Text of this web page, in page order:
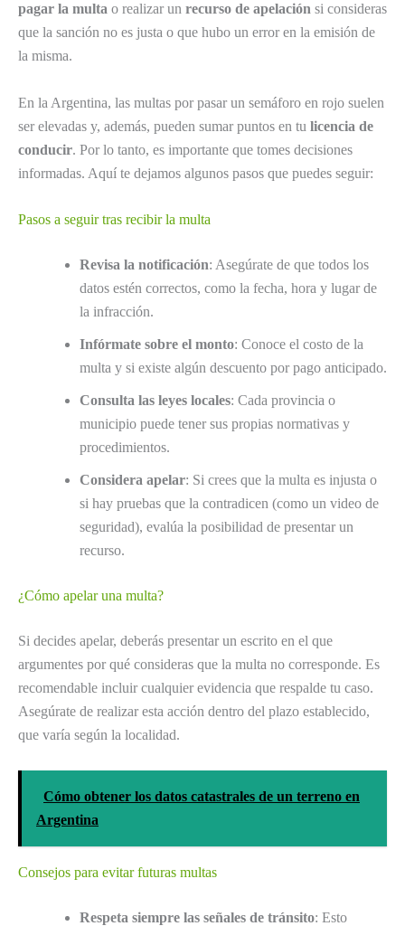
pagar la multa o realizar un recurso de apelación si consideras
que la sanción no es justa o que hubo un error en la emisión de
la misma.
En la Argentina, las multas por pasar un semáforo en rojo suelen
ser elevadas y, además, pueden sumar puntos en tu licencia de
conducir. Por lo tanto, es importante que tomes decisiones
informadas. Aquí te dejamos algunos pasos que puedes seguir:
Pasos a seguir tras recibir la multa
Revisa la notificación: Asegúrate de que todos los
datos estén correctos, como la fecha, hora y lugar de
la infracción.
Infórmate sobre el monto: Conoce el costo de la
multa y si existe algún descuento por pago anticipado.
Consulta las leyes locales: Cada provincia o
municipio puede tener sus propias normativas y
procedimientos.
Considera apelar: Si crees que la multa es injusta o
si hay pruebas que la contradicen (como un video de
seguridad), evalúa la posibilidad de presentar un
recurso.
¿Cómo apelar una multa?
Si decides apelar, deberás presentar un escrito en el que
argumentes por qué consideras que la multa no corresponde. Es
recomendable incluir cualquier evidencia que respalde tu caso.
Asegúrate de realizar esta acción dentro del plazo establecido,
que varía según la localidad.
Cómo obtener los datos catastrales de un terreno en
Argentina
Consejos para evitar futuras multas
Respeta siempre las señales de tránsito: Esto